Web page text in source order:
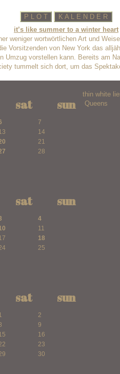
P L O T
K A L E N D E R
it’s like summer to a winter heart
weniger wortwörtlichen Art und
Vorsitzenden von New York das
vorstellen kann. Bereits am
tummelt sich dort, um das
sat sun
7
14
21
28
sat sun
4
11
18
25
sat sun
2
9
16
23
30
thin white
Queens